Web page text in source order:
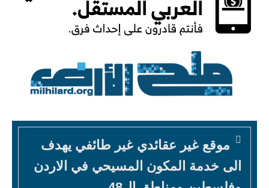
موقع غير عقائدي غير طائفي يهدف
الى خدمة المكون المسيحي في الاردن